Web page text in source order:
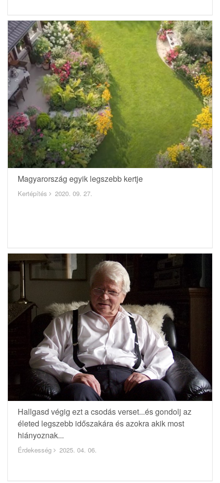
Magyarország egyik legszebb kertje
Kertépítés 2020. 09. 27.
Hallgasd végig ezt a csodás verset...és gondolj az
életed legszebb időszakára és azokra akik most
hiányoznak...
Érdekesség 2025. 04. 06.